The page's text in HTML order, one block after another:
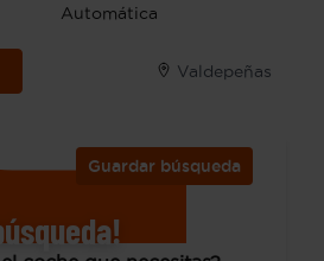
Automática
Valdepeñas
Guardar búsqueda